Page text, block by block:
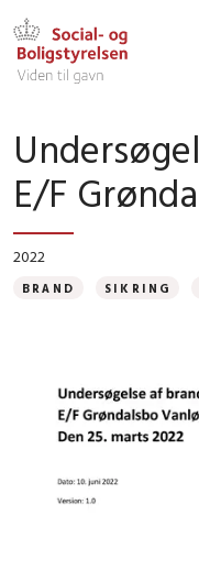
E/F
2022
BRAND SIKRING